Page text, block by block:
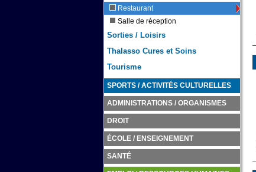
Restaurant
Salle de réception
Sorties / Loisirs
Thalasso Cures et Soins
Tourisme
SPORTS / ACTIVITÉS CULTURELLES
ADMINISTRATIONS / ORGANISMES
DROIT
ÉCOLE / ENSEIGNEMENT
SANTÉ